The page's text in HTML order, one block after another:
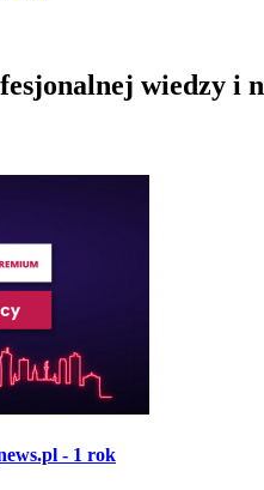
wiedzy i
- 1 rok